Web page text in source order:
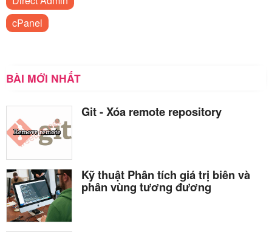
cPanel
BÀI MỚI NHẤT
Git - Xóa remote repository
Kỹ thuật Phân tích giá trị biên và
phân vùng tương đương